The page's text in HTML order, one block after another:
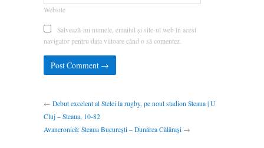
Website
Salvează-mi numele, emailul și site-ul web în acest
navigator pentru data viitoare când o să comentez.
← Debut excelent al Stelei la rugby, pe noul stadion Steaua | U
Cluj – Steaua, 10-82
Avancronică: Steaua București – Dunărea Călărași →